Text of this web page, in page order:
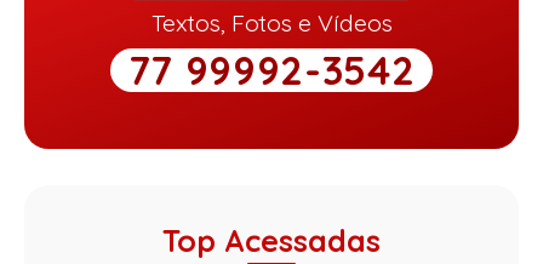
Textos, Fotos e Vídeos
77 99992-3542
Top Acessadas